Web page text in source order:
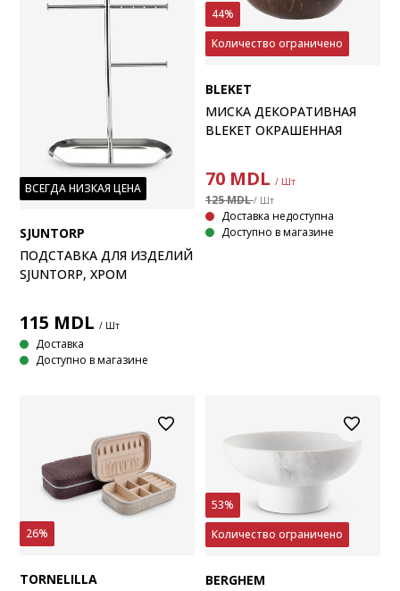
ВСЕГДА НИЗКАЯ ЦЕНА
SJUNTORP
ПОДСТАВКА ДЛЯ ИЗДЕЛИЙ
SJUNTORP, ХРОМ
115 MDL / Шт
Доставка
Доступно в магазине
44%
Количество ограничено
BLEKET
МИСКА ДЕКОРАТИВНАЯ
BLEKET ОКРАШЕННАЯ
70 MDL / Шт
125 MDL/ Шт
Доставка недоступна
Доступно в магазине
26%
TORNELILLA
53%
Количество ограничено
BERGHEM